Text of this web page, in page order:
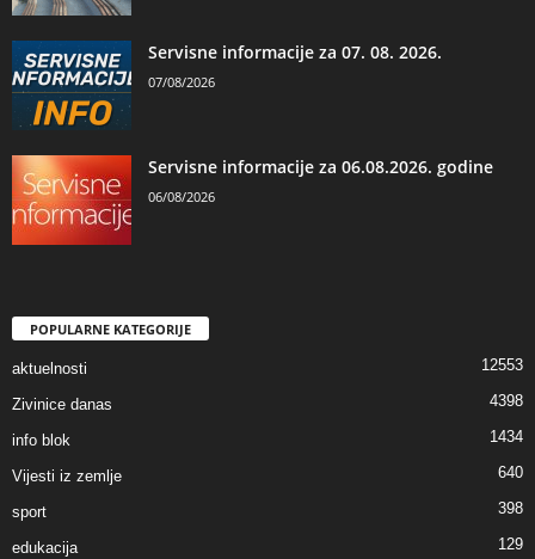
Servisne informacije za 07. 08. 2026.
07/08/2026
Servisne informacije za 06.08.2026. godine
06/08/2026
POPULARNE KATEGORIJE
aktuelnosti 12553
Zivinice danas 4398
info blok 1434
Vijesti iz zemlje 640
sport 398
edukacija 129